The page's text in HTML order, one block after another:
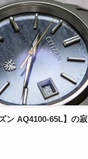
ン AQ4100-65L】の寂